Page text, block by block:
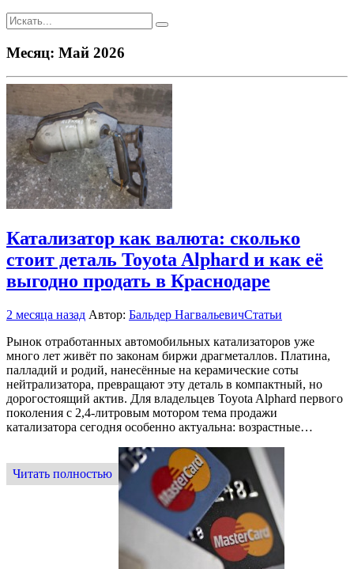
Месяц: Май 2026
Катализатор как валюта: сколько
стоит деталь Toyota Alphard и как её
выгодно продать в Краснодаре
2 месяца назад Автор: Бальдер НагвальевичСтатьи
Рынок отработанных автомобильных катализаторов уже
много лет живёт по законам биржи драгметаллов. Платина,
палладий и родий, нанесённые на керамические соты
нейтрализатора, превращают эту деталь в компактный, но
дорогостоящий актив. Для владельцев Toyota Alphard первого
поколения с 2,4-литровым мотором тема продажи
катализатора сегодня особенно актуальна: возрастные…
Читать полностью